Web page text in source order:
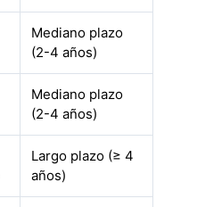
Mediano plazo
(2-4 años)
Mediano plazo
(2-4 años)
Largo plazo (≥ 4
años)